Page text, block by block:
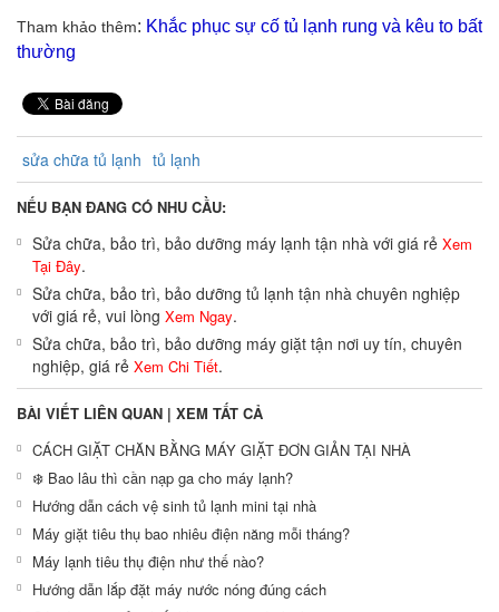
Tham khảo thêm: Khắc phục sự cố tủ lạnh rung và kêu to bất
thường
sửa chữa tủ lạnh tủ lạnh
NẾU BẠN ĐANG CÓ NHU CẦU:
Sửa chữa, bảo trì, bảo dưỡng máy lạnh tận nhà với giá rẻ Xem
Tại Đây.
Sửa chữa, bảo trì, bảo dưỡng tủ lạnh tận nhà chuyên nghiệp
với giá rẻ, vui lòng Xem Ngay.
Sửa chữa, bảo trì, bảo dưỡng máy giặt tận nơi uy tín, chuyên
nghiệp, giá rẻ Xem Chi Tiết.
BÀI VIẾT LIÊN QUAN | XEM TẤT CẢ
CÁCH GIẶT CHĂN BẰNG MÁY GIẶT ĐƠN GIẢN TẠI NHÀ
❄️ Bao lâu thì cần nạp ga cho máy lạnh?
Hướng dẫn cách vệ sinh tủ lạnh mini tại nhà
Máy giặt tiêu thụ bao nhiêu điện năng mỗi tháng?
Máy lạnh tiêu thụ điện như thế nào?
Hướng dẫn lắp đặt máy nước nóng đúng cách